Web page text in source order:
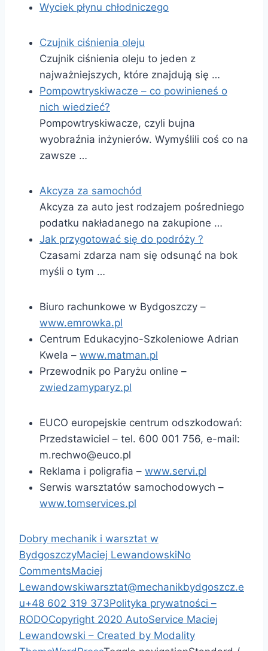
Wyciek płynu chłodniczego
Czujnik ciśnienia oleju
Czujnik ciśnienia oleju to jeden z
najważniejszych, które znajdują się …
Pompowtryskiwacze – co powinieneś o
nich wiedzieć?
Pompowtryskiwacze, czyli bujna
wyobraźnia inżynierów. Wymyślili coś co na
zawsze …
Akcyza za samochód
Akcyza za auto jest rodzajem pośredniego
podatku nakładanego na zakupione …
Jak przygotować się do podróży ?
Czasami zdarza nam się odsunąć na bok
myśli o tym …
Biuro rachunkowe w Bydgoszczy –
www.emrowka.pl
Centrum Edukacyjno-Szkoleniowe Adrian
Kwela – www.matman.pl
Przewodnik po Paryżu online –
zwiedzamyparyz.pl
EUCO europejskie centrum odszkodowań:
Przedstawiciel – tel. 600 001 756, e-mail:
m.rechwo@euco.pl
Reklama i poligrafia – www.servi.pl
Serwis warsztatów samochodowych –
www.tomservices.pl
Dobry mechanik i warsztat w
BydgoszczyMaciej LewandowskiNo
CommentsMaciej
Lewandowskiwarsztat@mechanikbydgoszcz.e
u+48 602 319 373Polityka prywatności –
RODOCopyright 2020 AutoService Maciej
Lewandowski – Created by Modality